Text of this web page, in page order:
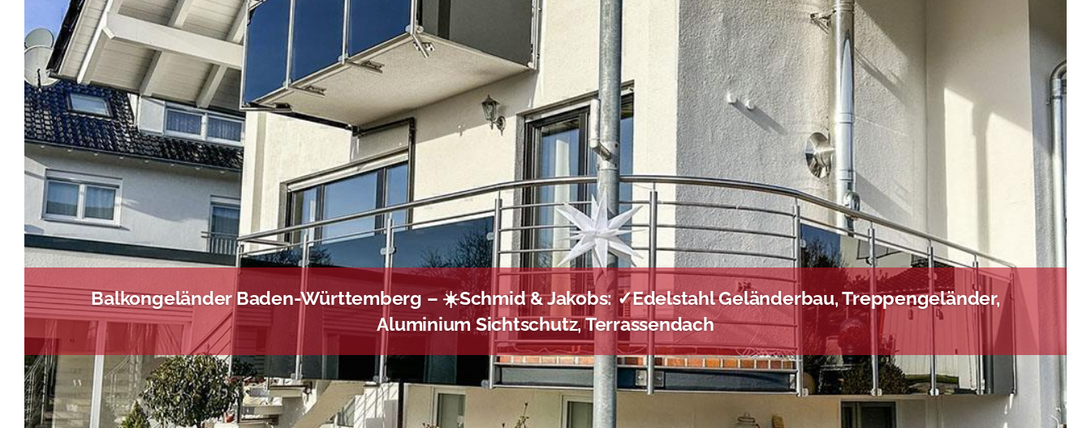
Balkongeländer Baden-Württemberg – ☀️Schmid & Jakobs: ✓Edelstahl Geländerbau, Treppengeländer,
Aluminium Sichtschutz, Terrassendach